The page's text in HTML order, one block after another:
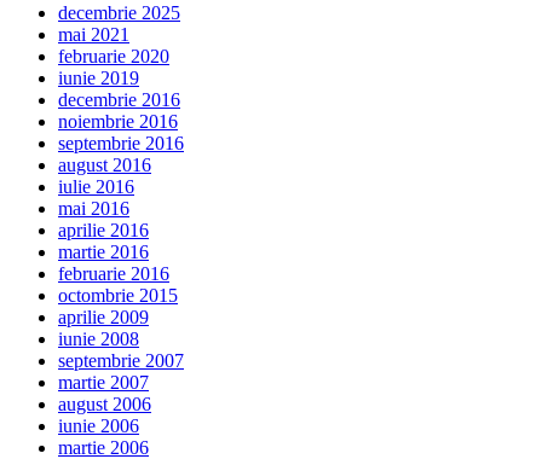
decembrie 2025
mai 2021
februarie 2020
iunie 2019
decembrie 2016
noiembrie 2016
septembrie 2016
august 2016
iulie 2016
mai 2016
aprilie 2016
martie 2016
februarie 2016
octombrie 2015
aprilie 2009
iunie 2008
septembrie 2007
martie 2007
august 2006
iunie 2006
martie 2006